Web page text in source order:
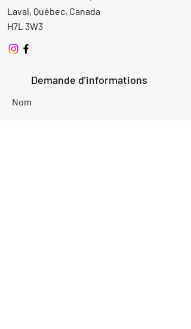
Laval, Québec, Canada
H7L 3W3
Demande d'informations
Nom